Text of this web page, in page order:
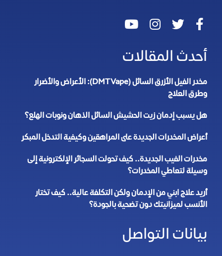
أحدث المقالات
مخدر الفيل الأزرق السائل (DMT Vape): الأعراض والأضرار
وطرق العلاج
هل يسبب إدمان زيت الحشيش السائل الذهان ونوبات الهلع؟
أعراض المخدرات الجديدة على المراهقين وكيفية التدخل المبكر
مخدرات الفيب الجديدة.. كيف تحولت السجائر الإلكترونية إلى
وسيلة لتعاطي المخدرات؟
أريد علاج ابني من الإدمان ولكن التكلفة عالية.. كيف تختار
الأنسب لميزانيتك دون تضحية بالجودة؟
بيانات التواصل